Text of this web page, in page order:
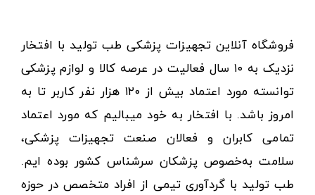
فروشگاه آنلاین تجهیزات پزشکی طب تولید با افتخار
نزدیک به ۱۰ سال فعالیت در عرصه کالا و لوازم پزشکی
توانسته مورد اعتماد بیش از ۱۲۰ هزار نفر کاربر تا به
امروز باشد. با افتخار به خود میبالیم که مورد اعتماد
تمامی کابران و فعالان صنعت تجهیزات پزشکی،
سلامت به‌خصوص پزشکان سرشناس کشور بوده ایم.
طب تولید با گردآوری تیمی از افراد متخصص در حوزه